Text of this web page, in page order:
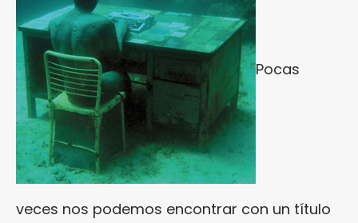
Pocas
veces nos podemos encontrar con un título